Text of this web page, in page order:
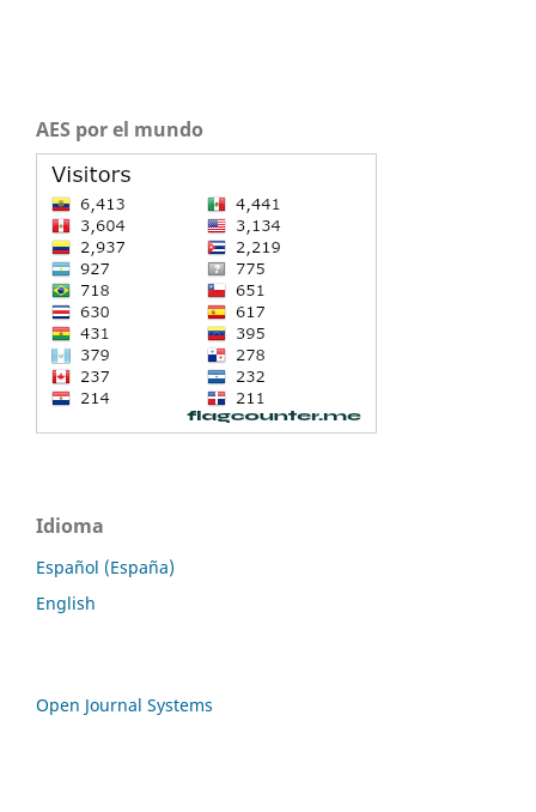
AES por el mundo
Idioma
Español (España)
English
Open Journal Systems